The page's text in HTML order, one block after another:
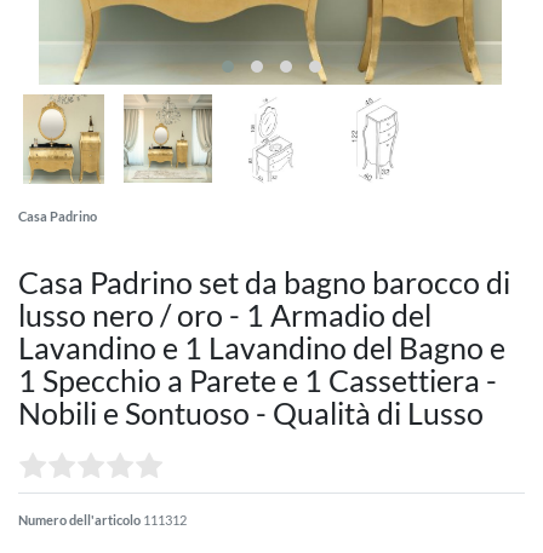
Casa Padrino
Casa Padrino set da bagno barocco di
lusso nero / oro - 1 Armadio del
Lavandino e 1 Lavandino del Bagno e
1 Specchio a Parete e 1 Cassettiera -
Nobili e Sontuoso - Qualità di Lusso
Numero dell'articolo 111312